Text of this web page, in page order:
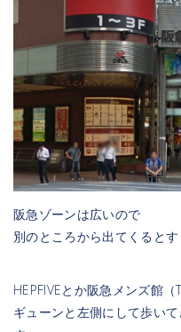
阪急ゾーンは広いので
別のところから出てくると
HEPFIVEとか阪急メンズ館
ギューンと左側にして歩い